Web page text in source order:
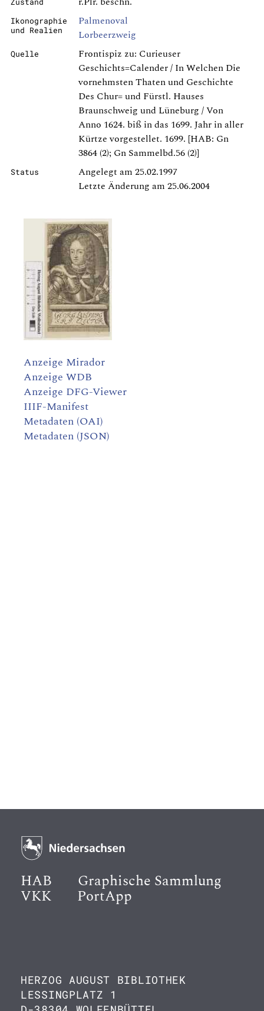
Ikonographie
und Realien
Palmenoval
Lorbeerzweig
Quelle
Frontispiz zu: Curieuser
Geschichts=Calender / In Welchen Die
vornehmsten Thaten und Geschichte
Des Chur= und Fürstl. Hauses
Braunschweig und Lüneburg / Von
Anno 1624. biß in das 1699. Jahr in aller
Kürtze vorgestellet. 1699. [HAB: Gn
3864 (2); Gn Sammelbd.56 (2)]
Status
Angelegt am 25.02.1997
Letzte Änderung am 25.06.2004
Anzeige Mirador
Anzeige WDB
Anzeige DFG-Viewer
IIIF-Manifest
Metadaten (OAI)
Metadaten (JSON)
HAB Graphische Sammlung
VKK PortApp
HERZOG AUGUST BIBLIOTHEK
LESSINGPLATZ 1